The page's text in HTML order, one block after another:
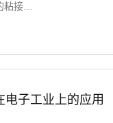
粘接…
电子工业上的应用